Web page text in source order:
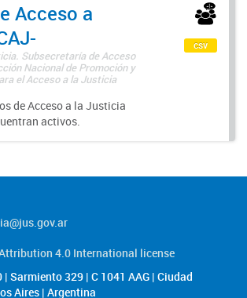
Acceso a
Subsecretaría de Acceso
Nacional de Promoción y
el Acceso a la Justicia
de Acceso a la Justicia
activos.
csv
4.0 International license
Sarmiento 329 | C 1041 AAG | Ciudad
Aires | Argentina